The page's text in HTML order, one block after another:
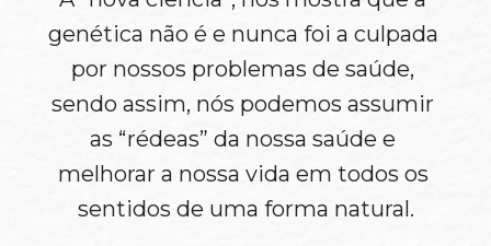
genética não é e nunca foi a culpada
por nossos problemas de saúde,
sendo assim, nós podemos assumir
as “rédeas” da nossa saúde e
melhorar a nossa vida em todos os
sentidos de uma forma natural.